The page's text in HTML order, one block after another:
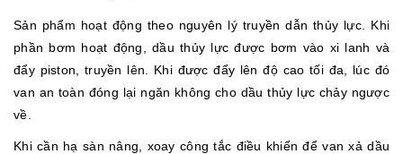
Sản phẩm hoạt động theo nguyên lý truyền dẫn thủy lực. Khi
phần bơm hoạt động, dầu thủy lực được bơm vào xi lanh và
đẩy piston, truyền lên. Khi được đẩy lên độ cao tối đa, lúc đó
van an toàn đóng lại ngăn không cho dầu thủy lực chảy ngược
về.
Khi cần hạ sàn nâng, xoay công tắc điều khiển để van xả dầu